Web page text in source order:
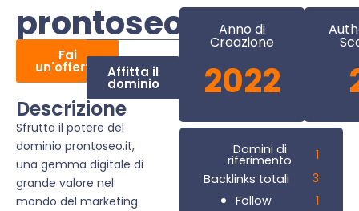
prontoseo.it
Fai
un'offerta Affitta il
dominio
Descrizione
Sfrutta il potere del
dominio prontoseo.it,
una gemma digitale di
grande valore nel
mondo del marketing
Anno di
Creazione
2022
Domini di
riferimento
1
Backlinks totali
3
Follow
1